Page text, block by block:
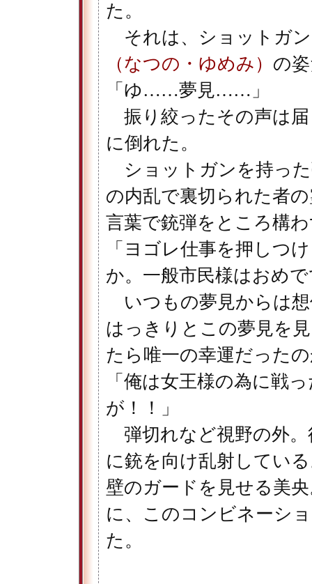
た。
それは、ショットガ
（なつの・ゆめみ） の
「ゆ……夢見……」
振り絞ったその声は
に倒れた。
ショットガンを持っ
の内乱で裏切られた者
言葉で銃弾をところ構
「ヨゴレ仕事を押しつ
か。一般市民様はおめ
いつもの夢見からは
はっきりとこの夢見を
たら唯一の幸運だった
「俺は女王様の為に戦
が！！」
弾切れなど視野の外。
に銃を向け乱射してい
壁のガードを見せる美
に、このコンビネーシ
た。